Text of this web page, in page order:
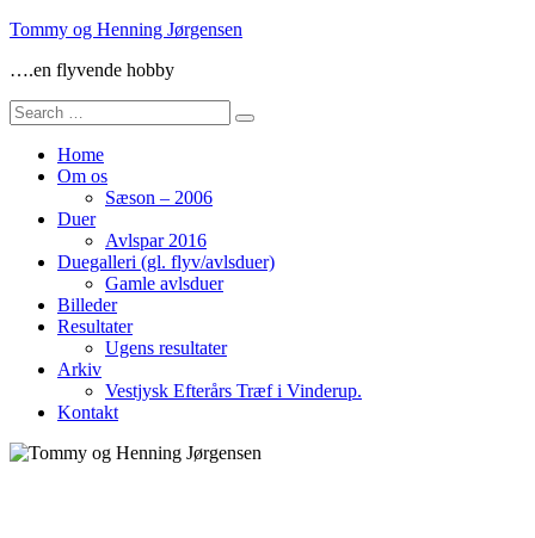
Skip
content
Tommy og Henning Jørgensen
….en flyvende hobby
Search
for:
Home
Om os
Sæson – 2006
Duer
Avlspar 2016
Duegalleri (gl. flyv/avlsduer)
Gamle avlsduer
Billeder
Resultater
Ugens resultater
Arkiv
Vestjysk Efterårs Træf i Vinderup.
Kontakt